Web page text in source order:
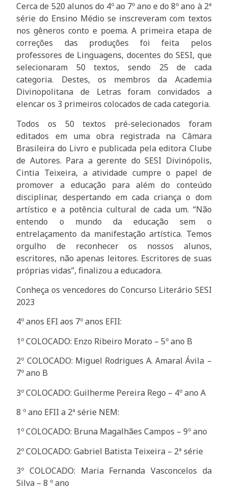
Cerca de 520 alunos do 4º ao 7º ano e do 8º ano à 2ª
série do Ensino Médio se inscreveram com textos
nos gêneros conto e poema. A primeira etapa de
correções das produções foi feita pelos
professores de Linguagens, docentes do SESI, que
selecionaram 50 textos, sendo 25 de cada
categoria. Destes, os membros da Academia
Divinopolitana de Letras foram convidados a
elencar os 3 primeiros colocados de cada categoria.
Todos os 50 textos pré-selecionados foram
editados em uma obra registrada na Câmara
Brasileira do Livro e publicada pela editora Clube
de Autores. Para a gerente do SESI Divinópolis,
Cintia Teixeira, a atividade cumpre o papel de
promover a educação para além do conteúdo
disciplinar, despertando em cada criança o dom
artístico e a potência cultural de cada um. “Não
entendo o mundo da educação sem o
entrelaçamento da manifestação artística. Temos
orgulho de reconhecer os nossos alunos,
escritores, não apenas leitores. Escritores de suas
próprias vidas”, finalizou a educadora.
Conheça os vencedores do Concurso Literário SESI
2023
4º anos EFI aos 7º anos EFII:
1º COLOCADO: Enzo Ribeiro Morato – 5º ano B
2º COLOCADO: Miguel Rodrigues A. Amaral Ávila –
7º ano B
3º COLOCADO: Guilherme Pereira Rego – 4º ano A
8 º ano EFII a 2ª série NEM:
1º COLOCADO: Bruna Magalhães Campos – 9º ano
2º COLOCADO: Gabriel Batista Teixeira – 2ª série
3º COLOCADO: Maria Fernanda Vasconcelos da
Silva – 8 º ano